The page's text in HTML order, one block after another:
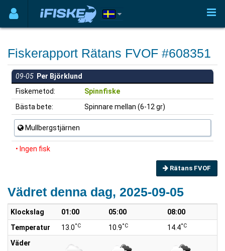
Fiskerapport Rätans FVOF #608351
09-05 Per Björklund
Fiskemetod:
Spinnfiske
Bästa bete:
Spinnare mellan (6-12 gr)
Mullbergstjärnen
• Ingen fisk
Rätans FVOF
Vädret denna dag, 2025-09-05
Klockslag 01:00 05:00
08:00
Temperatur
13.0°C 10.9°C 14.4°C
Väder